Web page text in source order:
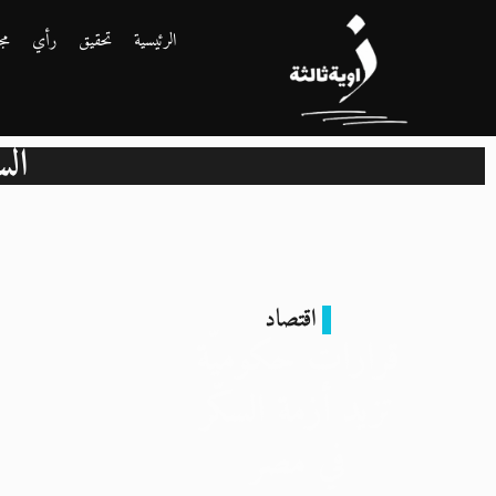
الرئيسية تحقيق رأي
اقتصاد